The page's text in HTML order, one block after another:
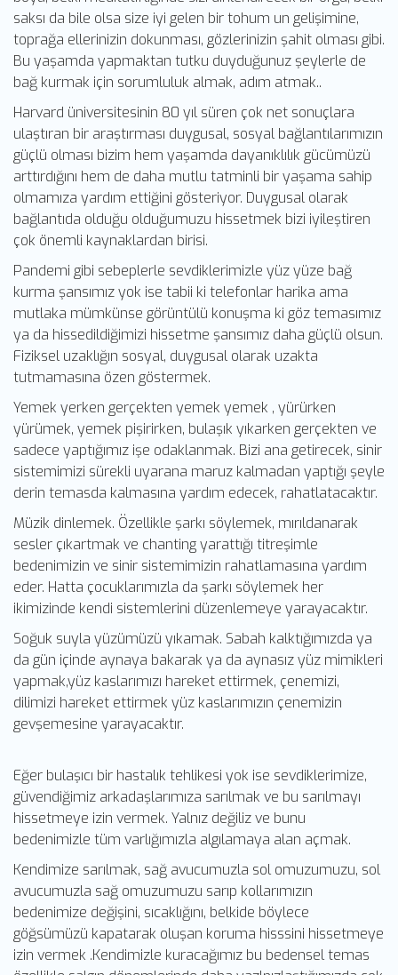
saksı da bile olsa size iyi gelen bir tohum un gelişimine,
toprağa ellerinizin dokunması, gözlerinizin şahit olması gibi.
Bu yaşamda yapmaktan tutku duyduğunuz şeylerle de
bağ kurmak için sorumluluk almak, adım atmak..
Harvard üniversitesinin 80 yıl süren çok net sonuçlara
ulaştıran bir araştırması duygusal, sosyal bağlantılarımızın
güçlü olması bizim hem yaşamda dayanıklılık gücümüzü
arttırdığını hem de daha mutlu tatminli bir yaşama sahip
olmamıza yardım ettiğini gösteriyor. Duygusal olarak
bağlantıda olduğu olduğumuzu hissetmek bizi iyileştiren
çok önemli kaynaklardan birisi.
Pandemi gibi sebeplerle sevdiklerimizle yüz yüze bağ
kurma şansımız yok ise tabii ki telefonlar harika ama
mutlaka mümkünse görüntülü konuşma ki göz temasımız
ya da hissedildiğimizi hissetme şansımız daha güçlü olsun.
Fiziksel uzaklığın sosyal, duygusal olarak uzakta
tutmamasına özen göstermek.
Yemek yerken gerçekten yemek yemek , yürürken
yürümek, yemek pişirirken, bulaşık yıkarken gerçekten ve
sadece yaptığımız işe odaklanmak. Bizi ana getirecek, sinir
sistemimizi sürekli uyarana maruz kalmadan yaptığı şeyle
derin temasda kalmasına yardım edecek, rahatlatacaktır.
Müzik dinlemek. Özellikle şarkı söylemek, mırıldanarak
sesler çıkartmak ve chanting yarattığı titreşimle
bedenimizin ve sinir sistemimizin rahatlamasına yardım
eder. Hatta çocuklarımızla da şarkı söylemek her
ikimizinde kendi sistemlerini düzenlemeye yarayacaktır.
Soğuk suyla yüzümüzü yıkamak. Sabah kalktığımızda ya
da gün içinde aynaya bakarak ya da aynasız yüz mimikleri
yapmak,yüz kaslarımızı hareket ettirmek, çenemizi,
dilimizi hareket ettirmek yüz kaslarımızın çenemizin
gevşemesine yarayacaktır.
Eğer bulaşıcı bir hastalık tehlikesi yok ise sevdiklerimize,
güvendiğimiz arkadaşlarımıza sarılmak ve bu sarılmayı
hissetmeye izin vermek. Yalnız değiliz ve bunu
bedenimizle tüm varlığımızla algılamaya alan açmak.
Kendimize sarılmak, sağ avucumuzla sol omuzumuzu, sol
avucumuzla sağ omuzumuzu sarıp kollarımızın
bedenimize değişini, sıcaklığını, belkide böylece
göğsümüzü kapatarak oluşan koruma hisssini hissetmeye
izin vermek .Kendimizle kuracağımız bu bedensel temas